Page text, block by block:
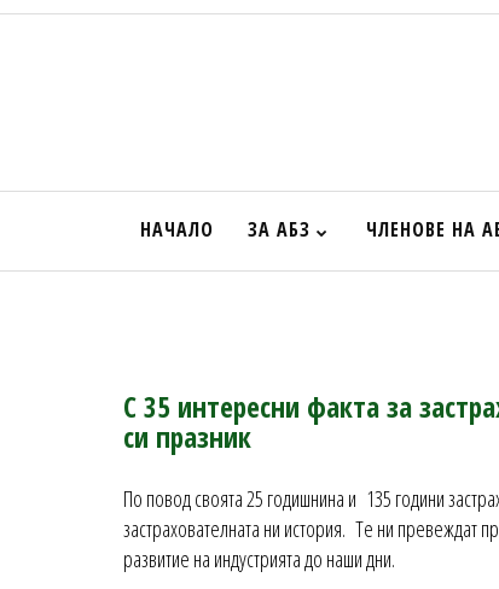
НАЧАЛО ЗА АБЗ ЧЛЕНОВЕ НА
С 35 интересни факта за
си празник
По повод своята 25 годишнина и 135 години
застрахователната ни история. Те ни превеждат
развитие на индустрията до наши дни.